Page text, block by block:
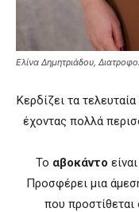
Ελίνα Δημητριάδου,
Κερδίζει τα
έχοντας πολλά
Το αβοκάντο
Προσφέρει μια
που